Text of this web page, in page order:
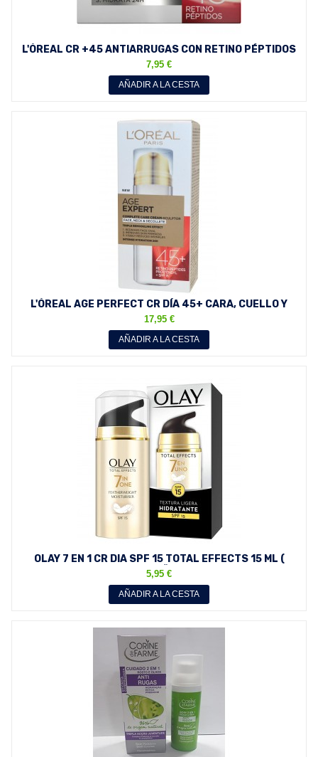
L'ÓREAL CR +45 ANTIARRUGAS CON RETINO PÉPTIDOS
50 ML
7,95 €
AÑADIR A LA CESTA
L'ÓREAL AGE PERFECT CR DÍA 45+ CARA, CUELLO Y
ESCOTE 50 ML
17,95 €
AÑADIR A LA CESTA
OLAY 7 EN 1 CR DIA SPF 15 TOTAL EFFECTS 15 ML (
TAMAÑO...
5,95 €
AÑADIR A LA CESTA